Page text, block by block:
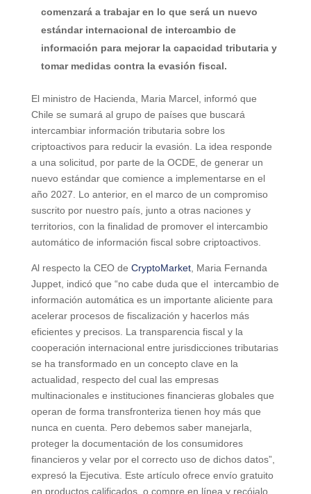
comenzará a trabajar en lo que será un nuevo
estándar internacional de intercambio de
información para mejorar la capacidad tributaria y
tomar medidas contra la evasión fiscal.
El ministro de Hacienda, Maria Marcel, informó que
Chile se sumará al grupo de países que buscará
intercambiar información tributaria sobre los
criptoactivos para reducir la evasión. La idea responde
a una solicitud, por parte de la OCDE, de generar un
nuevo estándar que comience a implementarse en el
año 2027. Lo anterior, en el marco de un compromiso
suscrito por nuestro país, junto a otras naciones y
territorios, con la finalidad de promover el intercambio
automático de información fiscal sobre criptoactivos.
Al respecto la CEO de CryptoMarket, Maria Fernanda
Juppet, indicó que “no cabe duda que el intercambio de
información automática es un importante aliciente para
acelerar procesos de fiscalización y hacerlos más
eficientes y precisos. La transparencia fiscal y la
cooperación internacional entre jurisdicciones tributarias
se ha transformado en un concepto clave en la
actualidad, respecto del cual las empresas
multinacionales e instituciones financieras globales que
operan de forma transfronteriza tienen hoy más que
nunca en cuenta. Pero debemos saber manejarla,
proteger la documentación de los consumidores
financieros y velar por el correcto uso de dichos datos”,
expresó la Ejecutiva. Este artículo ofrece envío gratuito
en productos calificados, o compre en línea y recójalo